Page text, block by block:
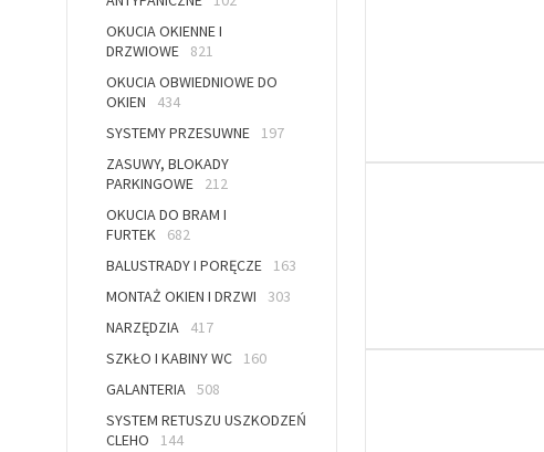
OKUCIA OKIENNE I
DRZWIOWE
821
OKUCIA OBWIEDNIOWE DO
OKIEN
434
SYSTEMY PRZESUWNE
197
ZASUWY, BLOKADY
PARKINGOWE
212
OKUCIA DO BRAM I
FURTEK
682
BALUSTRADY I PORĘCZE
163
MONTAŻ OKIEN I DRZWI
303
NARZĘDZIA
417
SZKŁO I KABINY WC
160
GALANTERIA 508
SYSTEM RETUSZU USZKODZEŃ
CLEHO
144